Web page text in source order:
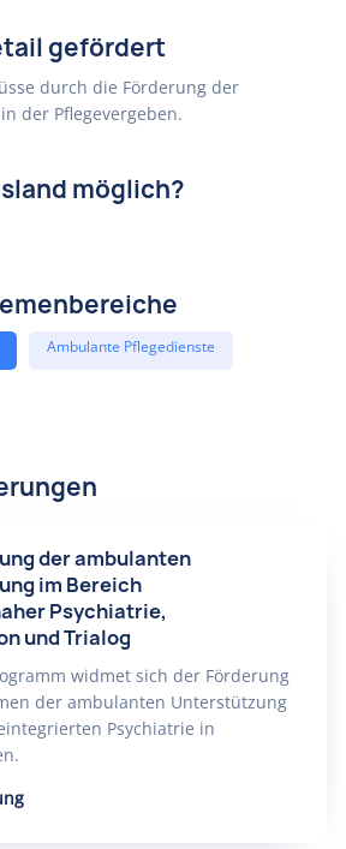
gefördert
durch die Förderung der
der Pflegevergeben.
möglich?
Ambulante Pflegedienste
der ambulanten
im Bereich
Psychiatrie,
und Trialog
widmet sich der Förderung
der ambulanten Unterstützung
Psychiatrie in